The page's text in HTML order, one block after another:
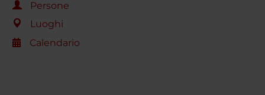
Persone
Luoghi
Calendario